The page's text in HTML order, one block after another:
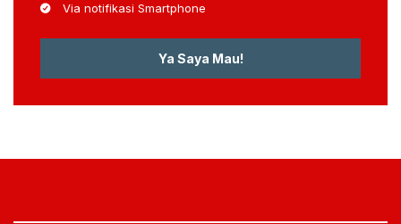
Via notifikasi Smartphone
Ya Saya Mau!